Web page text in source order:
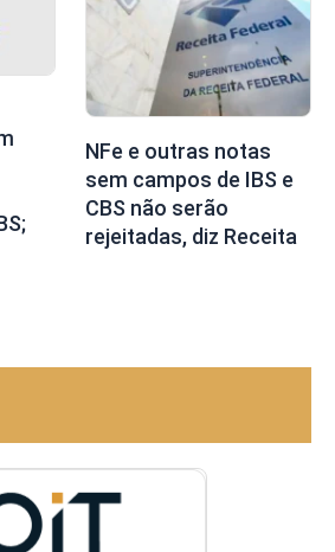
NFe e outras notas
sem campos de IBS e
CBS não serão
rejeitadas, diz Receita